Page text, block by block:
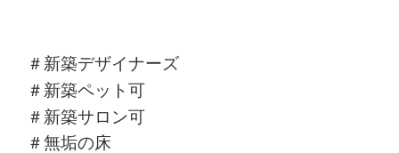
＃新築デザイナーズ
＃新築ペット可
＃新築サロン可
＃無垢の床